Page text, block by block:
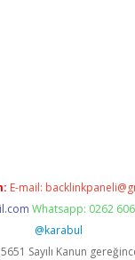
E-mail:
Whatsapp: 0262
@karabul
Sayılı Kanun